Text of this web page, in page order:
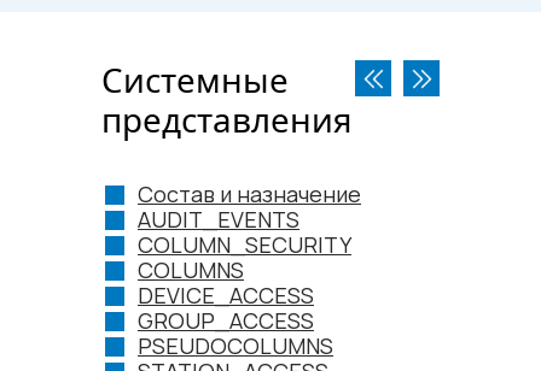
Системные
представления
Состав и назначение
AUDIT_EVENTS
COLUMN_SECURITY
COLUMNS
DEVICE_ACCESS
GROUP_ACCESS
PSEUDOCOLUMNS